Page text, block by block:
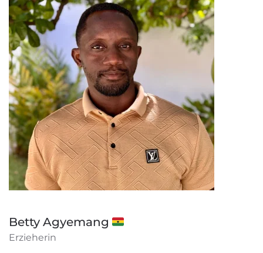
Betty Agyemang 🇬🇭
Erzieherin